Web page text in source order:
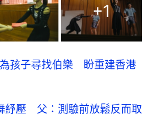
+1
為孩子尋找伯樂 盼重建香港
紓壓 父：測驗前放鬆反而取